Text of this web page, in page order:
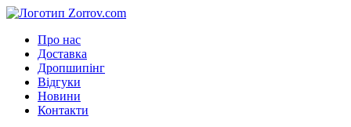
Про нас
Доставка
Дропшипінг
Відгуки
Новини
Контакти